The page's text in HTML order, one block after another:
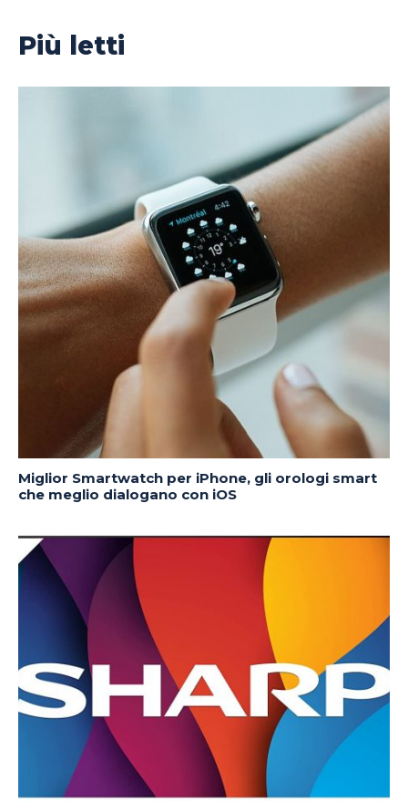
Più letti
Miglior Smartwatch per iPhone, gli orologi smart
che meglio dialogano con iOS